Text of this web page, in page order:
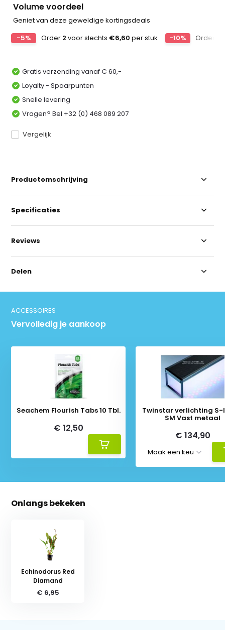
Volume voordeel
Geniet van deze geweldige kortingsdeals
-5%
Order 2 voor slechts €6,60 per stuk -10% Order
Gratis verzending vanaf € 60,-
Loyalty - Spaarpunten
Snelle levering
Vragen? Bel +32 (0) 468 089 207
Vergelijk
Productomschrijving
Specificaties
Reviews
Delen
ACCESSOIRES
Vervolledig je aankoop
Seachem Flourish Tabs 10 Tbl.
€ 12,50
Twinstar verlichting S-
SM Vast metaal
€ 134,90
Onlangs bekeken
Echinodorus Red
Diamand
€ 6,95